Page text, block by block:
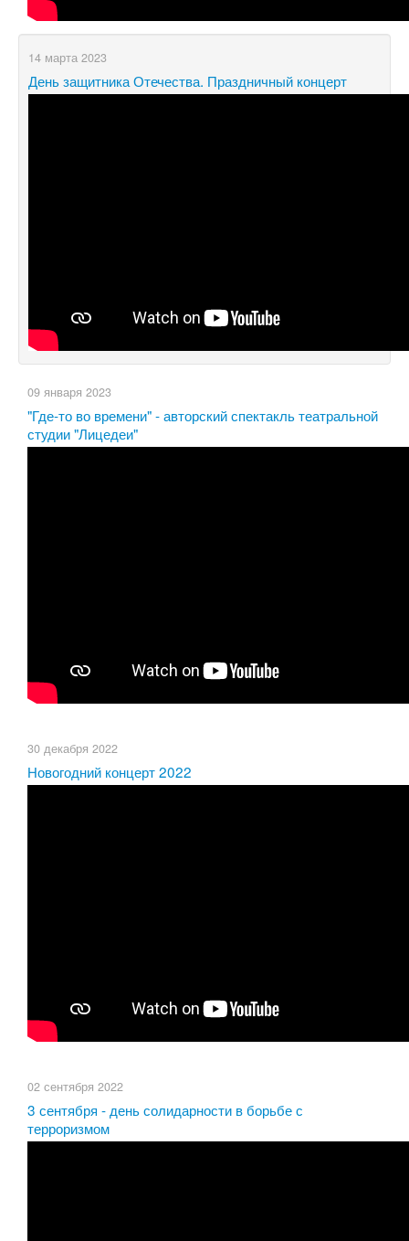
14 марта 2023
День защитника Отечества. Праздничный концерт
09 января 2023
"Где-то во времени" - авторский спектакль театральной
студии "Лицедеи"
30 декабря 2022
Новогодний концерт 2022
02 сентября 2022
3 сентября - день солидарности в борьбе с
терроризмом